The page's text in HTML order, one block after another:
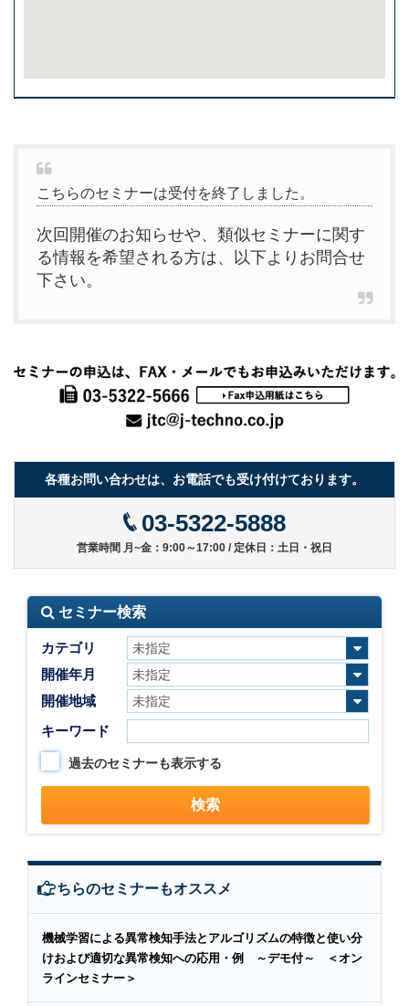
こちらのセミナーは受付を終了しました。
次回開催のお知らせや、類似セミナーに関す
る情報を希望される方は、以下よりお問合せ
下さい。
各種お問い合わせは、お電話でも受け付けております。
03-5322-5888
営業時間 月~金：9:00～17:00 / 定休日：土日・祝日
セミナー検索
カテゴリ
開催年月
開催地域
キーワード
過去のセミナーも表示する
こちらのセミナーもオススメ
機械学習による異常検知手法とアルゴリズムの特徴と使い分
けおよび適切な異常検知への応用・例 ～デモ付～ ＜オン
ラインセミナー＞